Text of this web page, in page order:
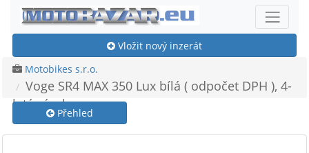
Vložit nový inzerát
Motobikes s.r.o.
Voge SR4 MAX 350 Lux bílá ( odpočet DPH ), 4-
letá záruka
Přehled